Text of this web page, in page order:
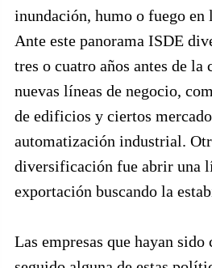
inundación, humo o fuego en
Ante este panorama ISDE
tres o cuatro años antes de la
nuevas líneas de negocio,
de edificios y ciertos
automatización industrial.
diversificación fue abrir una
exportación buscando la
Las empresas que hayan sido